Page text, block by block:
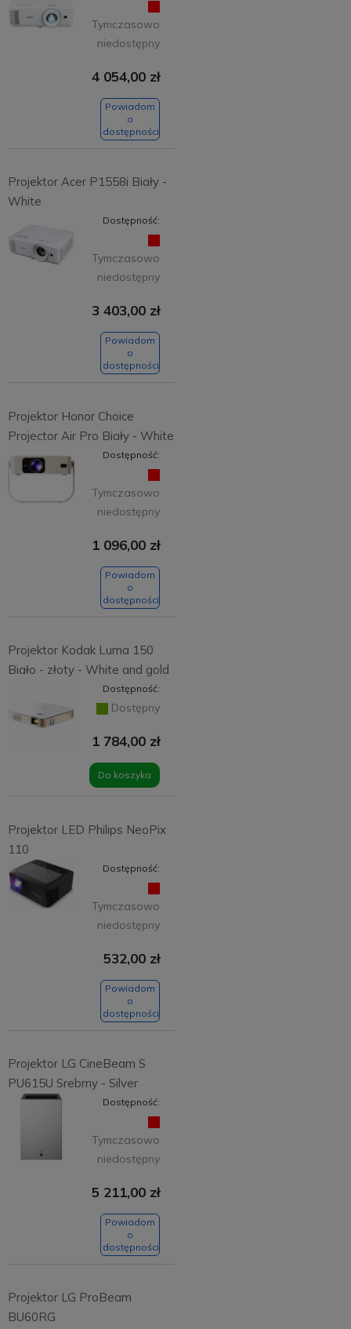
Tymczasowo
niedostępny
4 054,00 zł
Powiadom
o
dostępności
Projektor Acer P1558i Biały -
White
Dostępność:
Tymczasowo
niedostępny
3 403,00 zł
Powiadom
o
dostępności
Projektor Honor Choice
Projector Air Pro Biały - White
Dostępność:
Tymczasowo
niedostępny
1 096,00 zł
Powiadom
o
dostępności
Projektor Kodak Luma 150
Biało - złoty - White and gold
Dostępność:
Dostępny
1 784,00 zł
Do koszyka
Projektor LED Philips NeoPix
110
Dostępność:
Tymczasowo
niedostępny
532,00 zł
Powiadom
o
dostępności
Projektor LG CineBeam S
PU615U Srebrny - Silver
Dostępność:
Tymczasowo
niedostępny
5 211,00 zł
Powiadom
o
dostępności
Projektor LG ProBeam
BU60RG